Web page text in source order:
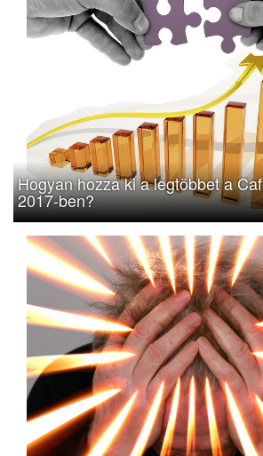
Hogyan hozza ki a legtöbbet a
2017-ben?